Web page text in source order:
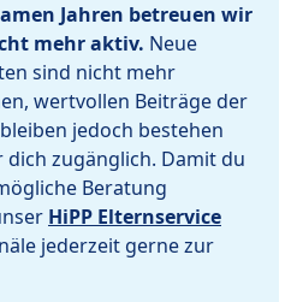
Jahren betreuen wir
mehr aktiv. Neue
sind nicht mehr
wertvollen Beiträge der
jedoch bestehen
zugänglich. Damit du
Beratung
HiPP Elternservice
jederzeit gerne zur